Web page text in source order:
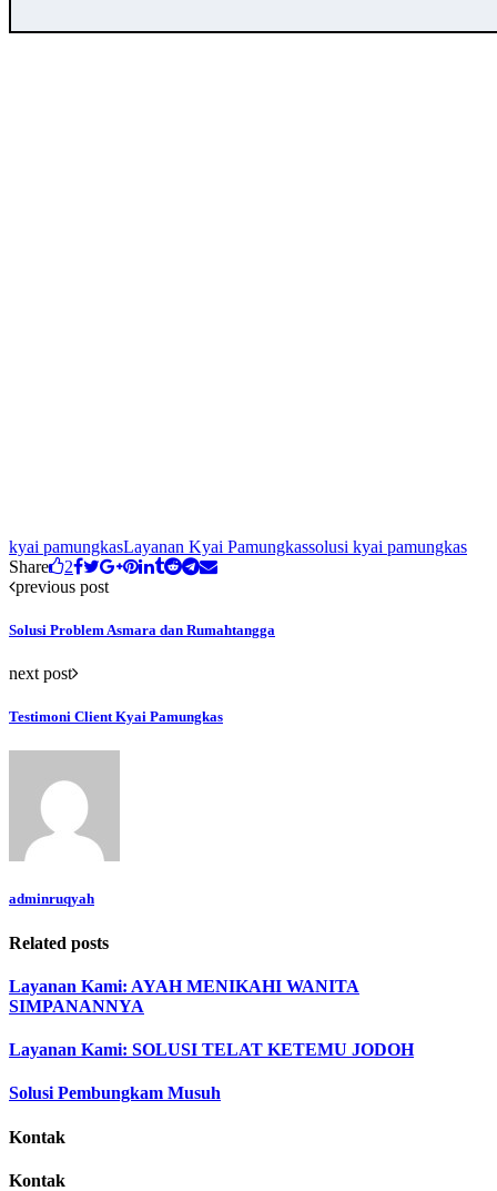
kyai pamungkasLayanan Kyai Pamungkassolusi kyai pamungkas
Share
2
previous post
Solusi Problem Asmara dan Rumahtangga
next post
Testimoni Client Kyai Pamungkas
adminruqyah
Related posts
Layanan Kami: AYAH MENIKAHI WANITA
SIMPANANNYA
Layanan Kami: SOLUSI TELAT KETEMU JODOH
Solusi Pembungkam Musuh
Kontak
Kontak